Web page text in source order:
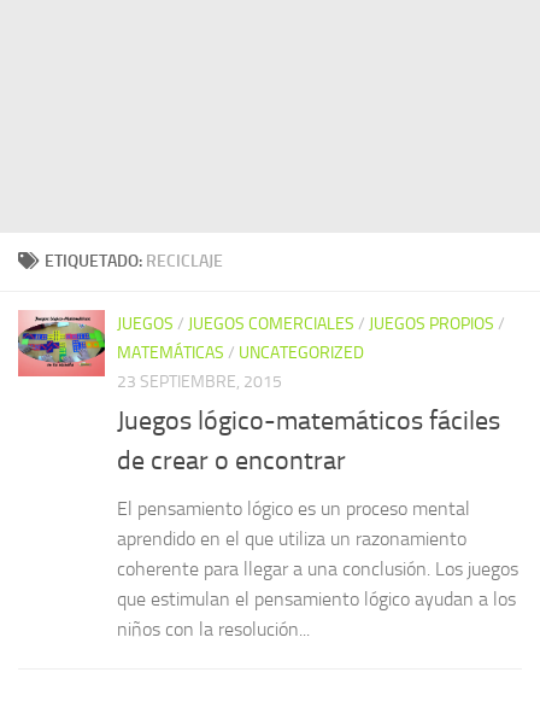
ETIQUETADO: RECICLAJE
JUEGOS / JUEGOS COMERCIALES / JUEGOS PROPIOS /
MATEMÁTICAS / UNCATEGORIZED
23 SEPTIEMBRE, 2015
Juegos lógico-matemáticos fáciles
de crear o encontrar
El pensamiento lógico es un proceso mental
aprendido en el que utiliza un razonamiento
coherente para llegar a una conclusión. Los juegos
que estimulan el pensamiento lógico ayudan a los
niños con la resolución...